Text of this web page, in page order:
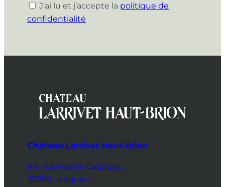
J’ai lu et j’accepte la politique de
confidentialité
Château Larrivet Haut-Brion
84, avenue de Cadaujac
33850 Léognan